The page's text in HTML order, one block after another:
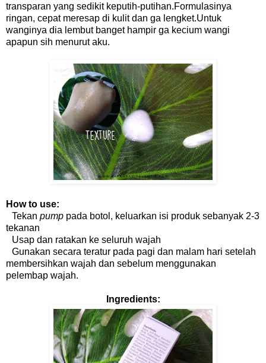
transparan yang sedikit keputih-putihan.Formulasinya
ringan, cepat meresap di kulit dan ga lengket.Untuk
wanginya dia lembut banget hampir ga kecium wangi
apapun sih menurut aku.
How to use:
Tekan pump pada botol, keluarkan isi produk sebanyak 2-3
tekanan
Usap dan ratakan ke seluruh wajah
Gunakan secara teratur pada pagi dan malam hari setelah
membersihkan wajah dan sebelum menggunakan
pelembap wajah.
Ingredients: